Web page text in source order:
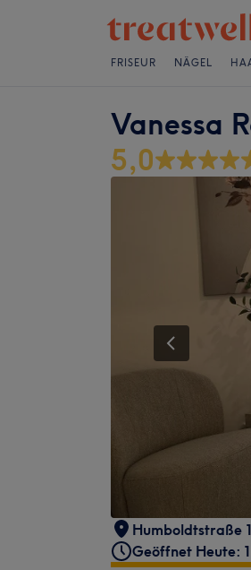
FRISEUR NÄGEL
Vanessa
5,0
Humboldtstraße
Geöffnet Heute: